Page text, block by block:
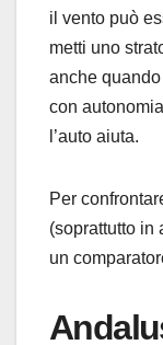
il vento può
metti uno
anche
con
l’auto aiuta.
Per
(soprattutto in
un